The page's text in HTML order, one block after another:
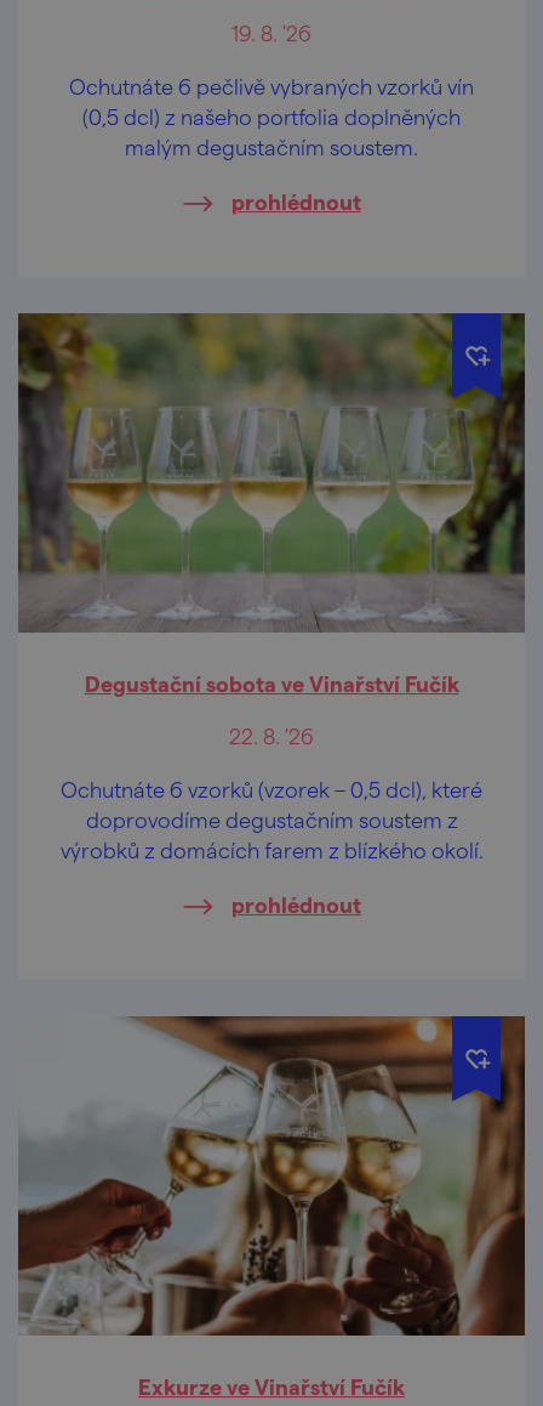
19. 8. '26
Ochutnáte 6 pečlivě vybraných vzorků vín
(0,5 dcl) z našeho portfolia doplněných
malým degustačním soustem.
prohlédnout
Degustační sobota ve Vinařství Fučík
22. 8. '26
Ochutnáte 6 vzorků (vzorek – 0,5 dcl), které
doprovodíme degustačním soustem z
výrobků z domácích farem z blízkého okolí.
prohlédnout
Exkurze ve Vinařství Fučík